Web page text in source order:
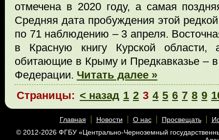
отмечена в 2020 году, а самая
Средняя дата пробуждения этой
по 71 наблюдению – 3 апреля.
в Красную книгу Курской области,
обитающие в Крыму и Предкавказье – в
Федерации. Читать далее »
Страницы: < назад 1 2 3 4 5 6 7 8 9
Главная Новости О нас Просвещать
© 2012-2026 ФГБУ «Центрально-Черноземный